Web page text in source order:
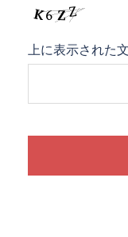
上に表示された